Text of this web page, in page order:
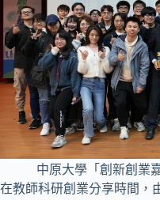
中原大學「創新創業
在教師科研創業分享時間，